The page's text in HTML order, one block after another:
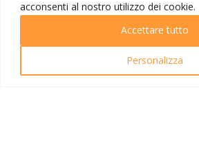
acconsenti al nostro utilizzo dei cookie.
Personalizza
Accettare tutto
Destinazioni
Partenze
Emozioni di viaggio
Newsletter
Tutti i viaggi